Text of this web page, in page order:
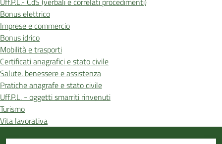
Bonus elettrico
Imprese e commercio
Bonus idrico
Mobilità e trasporti
Certificati anagrafici e stato civile
Salute, benessere e assistenza
Pratiche anagrafe e stato civile
Uff.P.L. - oggetti smarriti rinvenuti
Turismo
Vita lavorativa